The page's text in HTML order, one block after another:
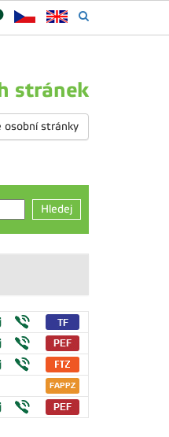
stránek
osobní stránky
Hledej